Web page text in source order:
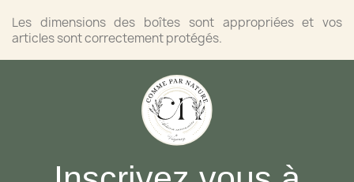
Les dimensions des boîtes sont appropriées et vos
articles sont correctement protégés.